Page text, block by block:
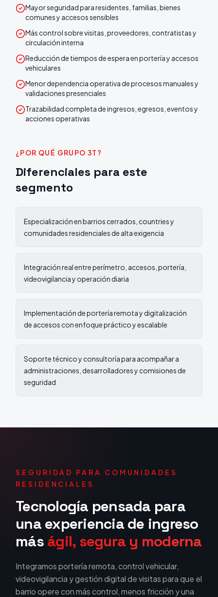
Mayor seguridad para residentes, familias, bienes
comunes y accesos sensibles
Más control sobre visitas, proveedores, contratistas y
circulación interna
Reducción de tiempos de espera en portería y accesos
vehiculares
Menor dependencia operativa de procesos manuales y
validaciones presenciales
Trazabilidad completa de ingresos, egresos, eventos y
acciones operativas
¿POR QUÉ GRUPO 3T?
Diferenciales para este
segmento
Especialización en barrios cerrados, countries y
comunidades residenciales de alta exigencia
Integración real entre perímetro, accesos, portería,
videovigilancia y operación diaria
Implementación de portería remota y digitalización
de accesos con enfoque práctico y escalable
Soporte técnico y consultoría para acompañar a
administraciones, desarrolladores y comisiones de
seguridad
SEGURIDAD PARA COMUNIDADES
RESIDENCIALES
Tecnología pensada para
una experiencia de ingreso
máságil, segura y moderna
Integramos portería remota, control vehicular,
videovigilancia y gestión digital de visitas para que el
barrio opere con más control, menos fricción y una